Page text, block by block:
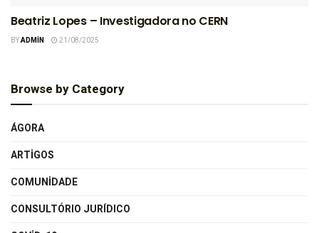
Beatriz Lopes – Investigadora no CERN
BYADMIN 21/08/2025
Browse by Category
ÁGORA
ARTIGOS
COMUNIDADE
CONSULTÓRIO JURÍDICO